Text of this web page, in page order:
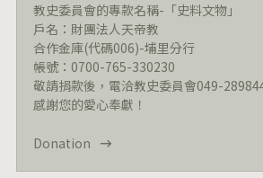
教史委員會的專款名稱-「史料文物」
戶名：財團法人天帝教
合作金庫(代碼006)-埔里分行
帳號：0700-765-330230
敬請捐款後，電洽教史委員會049-
感謝您的愛心奉獻！
Donation